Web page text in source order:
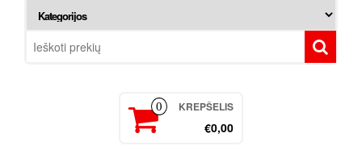
0 KREPŠELIS
€0,00